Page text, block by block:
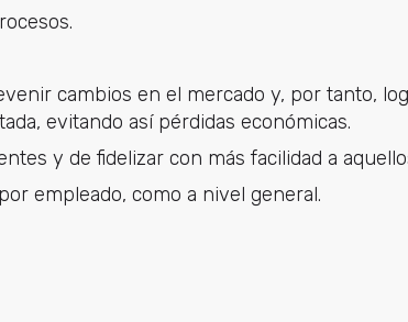
cambios en el mercado y, por tanto,
evitando así pérdidas económicas.
y de fidelizar con más facilidad a
empleado, como a nivel general.